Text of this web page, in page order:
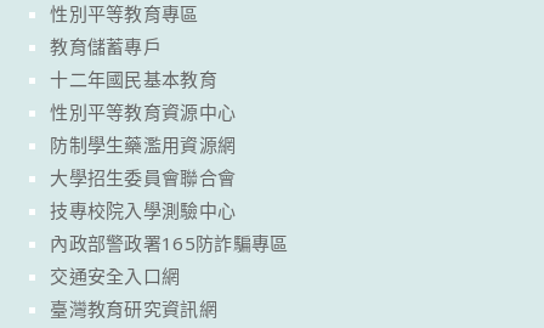
性別平等教育專區
教育儲蓄專戶
十二年國民基本教育
性別平等教育資源中心
防制學生藥濫用資源網
大學招生委員會聯合會
技專校院入學測驗中心
內政部警政署165防詐騙專區
交通安全入口網
臺灣教育研究資訊網